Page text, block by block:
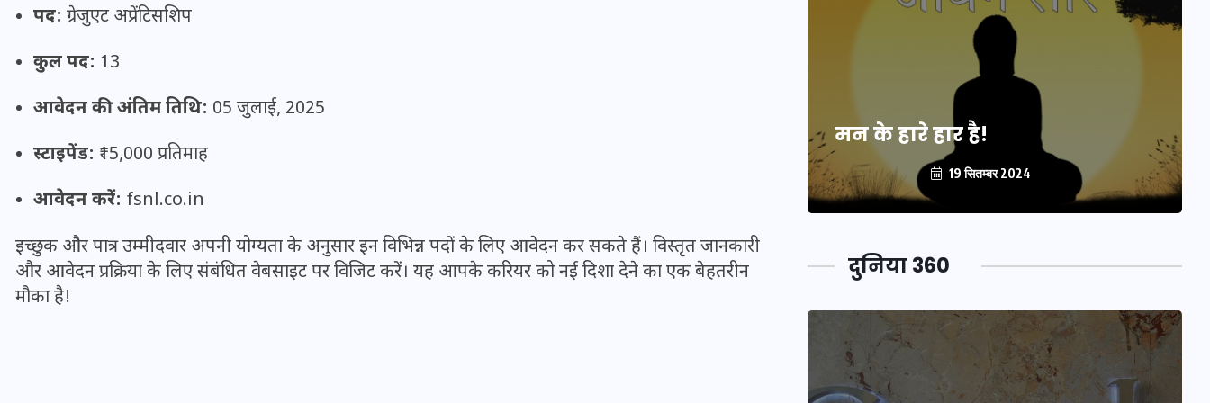
पद: ग्रेजुएट अप्रेंटिसशिप
कुल पद: 13
आवेदन की अंतिम तिथि: 05 जुलाई, 2025
स्टाइपेंड: ₹15,000 प्रतिमाह
आवेदन करें: fsnl.co.in
इच्छुक और पात्र उम्मीदवार अपनी योग्यता के अनुसार इन विभिन्न पदों के लिए आवेदन कर सकते हैं। विस्तृत जानकारी
और आवेदन प्रक्रिया के लिए संबंधित वेबसाइट पर विजिट करें। यह आपके करियर को नई दिशा देने का एक बेहतरीन
मौका है!
मन के हारे हार है!
19 सितम्बर 2024
दुनिया 360